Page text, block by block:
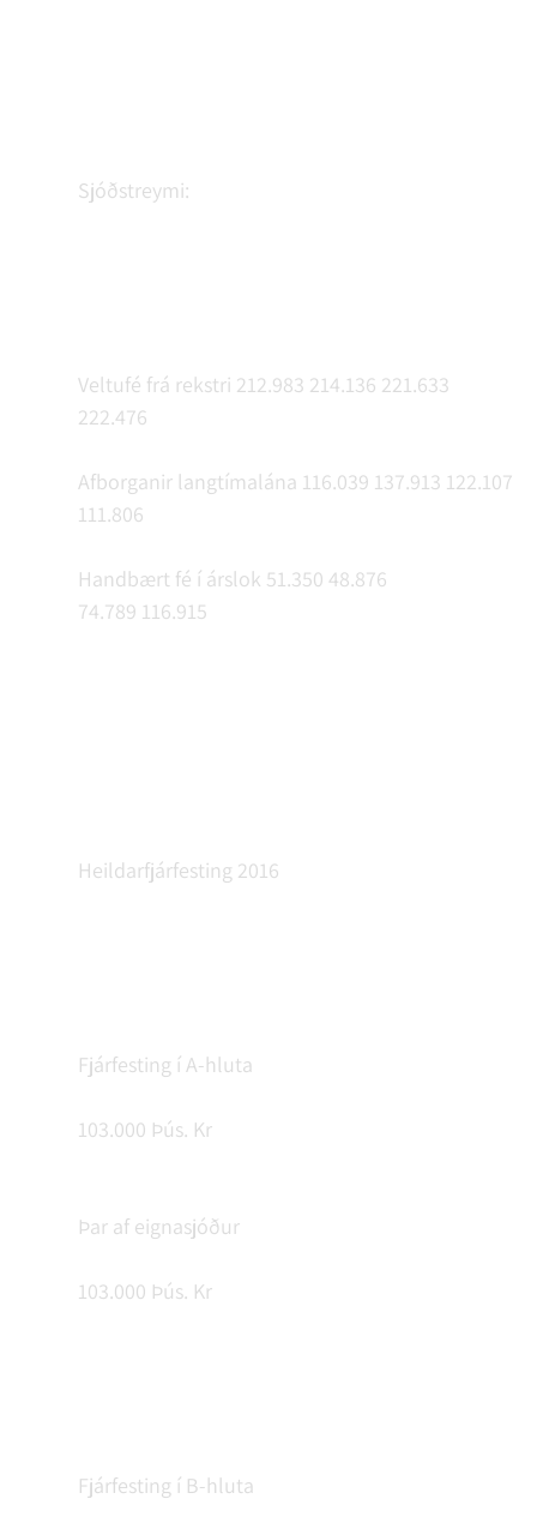
Sjóðstreymi:
Veltufé frá rekstri 212.983 214.136 221.633
222.476
Afborganir langtímalána 116.039 137.913 122.107
111.806
Handbært fé í árslok 51.350 48.876
74.789 116.915
Heildarfjárfesting 2016
Fjárfesting í A-hluta
103.000 Þús. Kr
Þar af eignasjóður
103.000 Þús. Kr
Fjárfesting í B-hluta